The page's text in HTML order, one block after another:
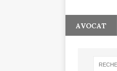
AVOCAT